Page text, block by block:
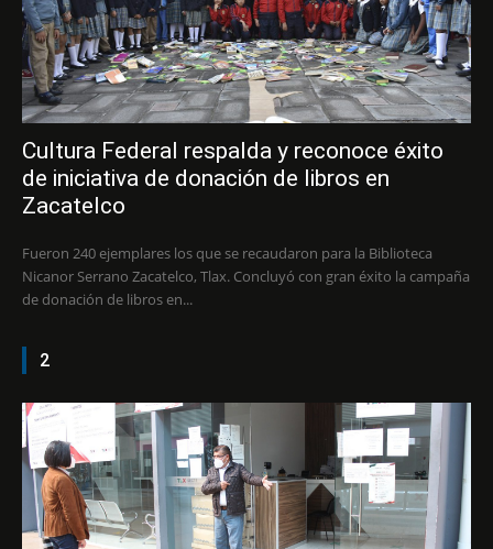
Cultura Federal respalda y reconoce éxito
de iniciativa de donación de libros en
Zacatelco
Fueron 240 ejemplares los que se recaudaron para la Biblioteca
Nicanor Serrano Zacatelco, Tlax. Concluyó con gran éxito la campaña
de donación de libros en...
2